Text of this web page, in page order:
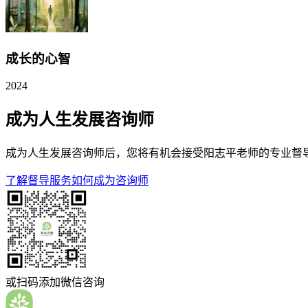
成长的心智
2024
成为人生发展咨询师
成为人生发展咨询师后，您将有机会接受阳志平老师的专业督
了解督导服务如何成为咨询师
或扫码添加微信咨询